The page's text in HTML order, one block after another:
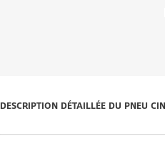
DESCRIPTION DÉTAILLÉE DU PNEU